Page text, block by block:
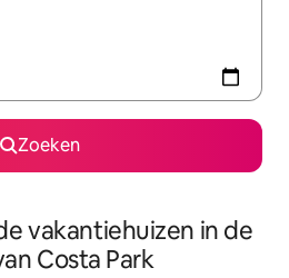
Zoeken
vakantiehuizen in de
Costa Park